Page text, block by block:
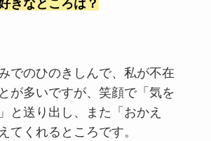
きなところは？
でのひのきしんで、私が不在
が多いですが、笑顔で「気を
と送り出し、また「おかえ
てくれるところです。